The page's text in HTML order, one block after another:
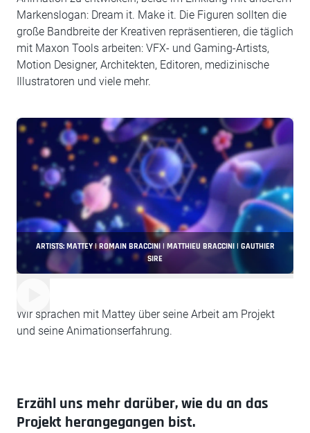
Markenslogan: Dream it. Make it. Die Figuren sollten die
große Bandbreite der Kreativen repräsentieren, die täglich
mit Maxon Tools arbeiten: VFX- und Gaming-Artists,
Motion Designer, Architekten, Editoren, medizinische
Illustratoren und viele mehr.
ARTISTS: MATTEY | ROMAIN BRACCINI | MATTHIEU BRACCINI | GAUTHIER
SIRE
Wir sprachen mit Mattey über seine Arbeit am Projekt
und seine Animationserfahrung.
Erzähl uns mehr darüber, wie du an das
Projekt herangegangen bist.